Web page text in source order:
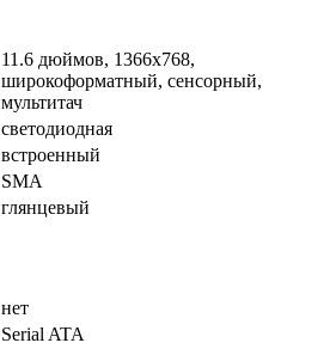
11.6 дюймов, 1366x768,
широкоформатный, сенсорный,
мультитач
светодиодная
встроенный
SMA
глянцевый
нет
Serial ATA